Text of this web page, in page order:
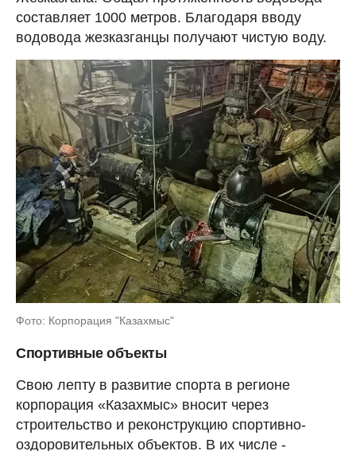
составляет 1000 метров. Благодаря вводу
водовода жезказганцы получают чистую воду.
Фото: Корпорация "Казахмыс"
Спортивные объекты
Свою лепту в развитие спорта в регионе
корпорация «Казахмыс» вносит через
строительство и реконструкцию спортивно-
оздоровительных объектов. В их числе -